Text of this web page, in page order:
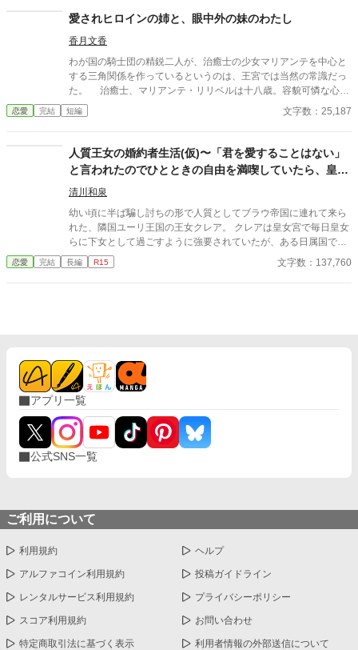
愛されヒロインの姉と、眼中外の妹のわたし
香月文香
わが国の騎士団の精鋭二人が、治癒士の少女マリアンテを中心と
する三角関係を作っているというのは、王宮では当然の常識だっ
た。 治癒士、マリアンテ・リリベルは十八歳。容貌可憐な心優
しい少女で、いつもにこやかな笑顔で周囲を癒す人気者。 そん
な彼女を巡る男はヨシュア・カレンデュラとハル・シオニア。
堅物、ハルは軽薄と気質は真逆だったが、女の好みは同じだっ
た。 これは見目麗しい男女の三角関係の物語――ではなく。
そのかたわらで、誰の眼中にも入らない妹のわたしの物語だ。 ※
他サイトにも投稿しています
恋愛 完結 短編 文字数：25,187
人質王女の婚約者生活(仮)〜「君を愛することはない」
と言われたのでひとときの自由を満喫していたら、皇太
子殿下との秘密ができました〜
清川和泉
幼い頃に半ば騙し討ちの形で人質としてブラウ帝国に連れて来ら
れた、隣国ユーリ王国の王女クレア。 クレアは皇女宮で毎日皇女
らに下女として過ごすように強要されていたが、ある日属国で暮
らしていた皇太子であるアーサーから「彼から愛されないこと」
を条件に婚約を申し込まれる。 (過去に、婚約するはずの女性が
縮まっていく。 「俺は君を愛する資格を得たい」 (皇太子殿下に
は想い人がいたのでは。もしかして、私を愛せないのは別のこと
が理由だった…？) これは、不遇な人質王女のクレアが不思議な
力で周囲の人々を幸せにし、クレア自身も幸せになっていく物
語。
恋愛 完結 長編 R15 文字数：137,760
アプリ一覧
公式SNS一覧
ご利用について
利用規約 ヘルプ
アルファコイン利用規約 投稿ガイドライン
レンタルサービス利用規約 プライバシーポリシー
スコア利用規約 お問い合わせ
特定商取引法に基づく表示 利用者情報の外部送信について